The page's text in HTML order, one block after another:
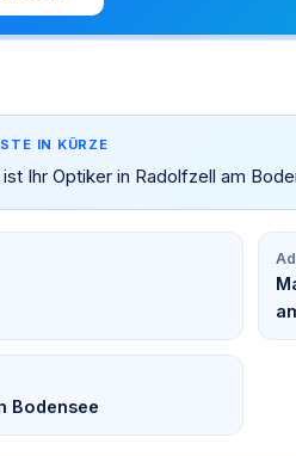
IN KÜRZE
Ihr Optiker in Radolfzell am
Bodensee